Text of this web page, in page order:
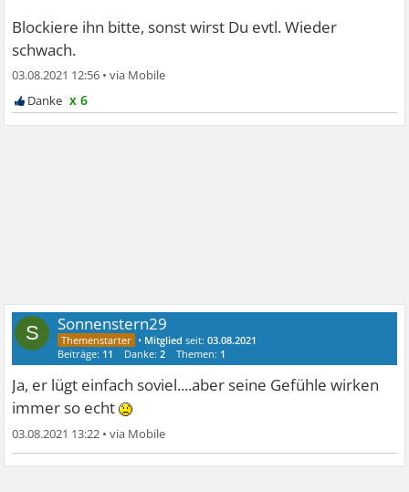
Blockiere ihn bitte, sonst wirst Du evtl. Wieder
schwach.
03.08.2021 12:56 •
x 6
S Sonnenstern29
• Mitglied seit:03.08.2021
Beiträge: 11 Danke:2 Themen: 1
Ja, er lügt einfach soviel....aber seine Gefühle wirken
immer so echt
03.08.2021 13:22 •